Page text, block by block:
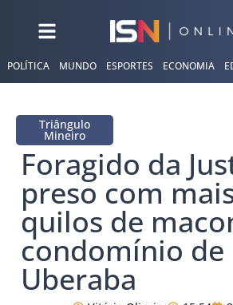
POLÍTICA MUNDO ESPORTES ECONOMIA
Triângulo
Mineiro
Foragido da
preso com
quilos de
condomínio de
Uberaba